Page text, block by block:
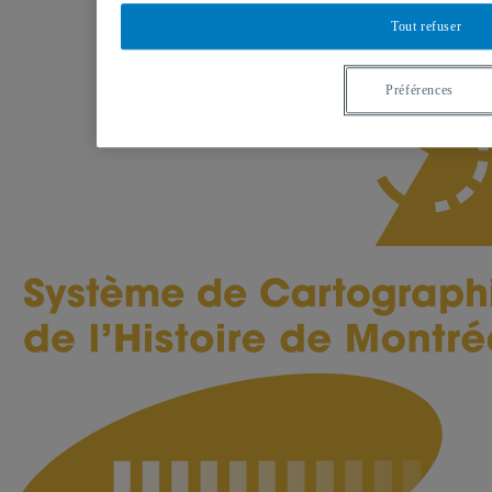
Tout refuser
Préférences